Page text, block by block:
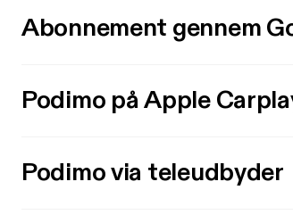
Abonnement gennem
Podimo på Apple
Podimo via teleudbyder